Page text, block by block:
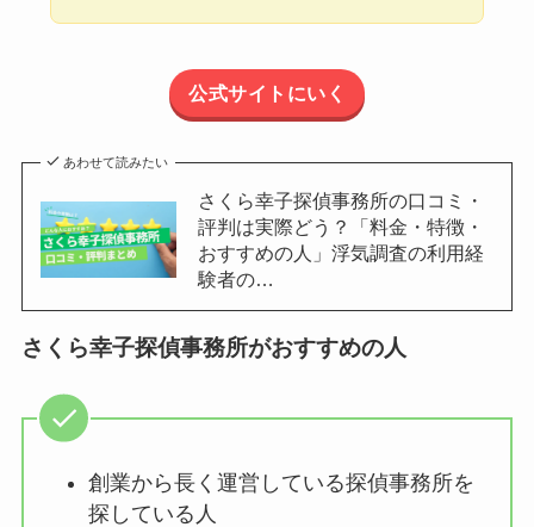
公式サイトにいく
あわせて読みたい
さくら幸子探偵事務所の口コミ・
評判は実際どう？「料金・特徴・
おすすめの人」浮気調査の利用経
験者の…
さくら幸子探偵事務所がおすすめの人
創業から長く運営している探偵事務所を
探している人